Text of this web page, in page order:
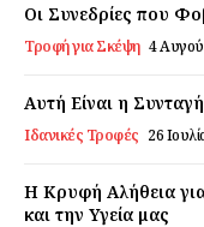
Οι Συνεδρίες που
Τροφή για Σκέψη 4
Αυτή Είναι η
Ιδανικές Τροφές 26
Η Κρυφή Αλήθεια
και την Υγεία μας